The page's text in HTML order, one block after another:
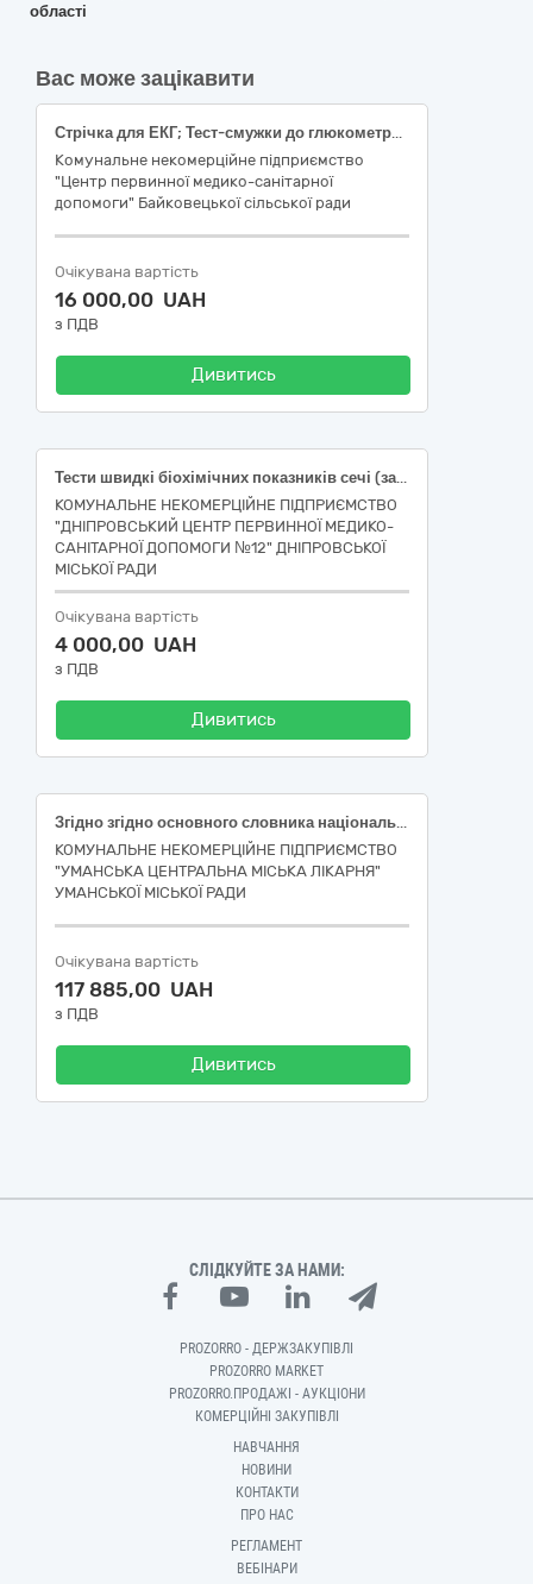
області
Вас може зацікавити
Стрічка для ЕКГ; Тест-смужки до глюкометра; Тест-смужки до глюкометра; Тести швидкі біохімічних показників сечі
Комунальне некомерційне підприємство
"Центр первинної медико-санітарної
допомоги" Байковецької сільської ради
Очікувана вартість
16 000,00 UAH
з ПДВ
Дивитись
Тести швидкі біохімічних показників сечі (закрита система); Тести швидкі на кардіомаркери
КОМУНАЛЬНЕ НЕКОМЕРЦІЙНЕ ПІДПРИЄМСТВО
"ДНІПРОВСЬКИЙ ЦЕНТР ПЕРВИННОЇ МЕДИКО-
САНІТАРНОЇ ДОПОМОГИ №12" ДНІПРОВСЬКОЇ
МІСЬКОЇ РАДИ
Очікувана вартість
4 000,00 UAH
з ПДВ
Дивитись
Згідно згідно основного словника національного класифікатора України «Єдиний закупівельний словник» ДК 021:2015 : 33120000-7 — Системи реєстрації медичної інформації та дослідне обладнання (Електрокардіограф (НК 024:2023: 16231 — Професійний багатоканальний електрокардіограф, НК 031:2024: Z12050302 — Електрокардіографи розширеної діагностики), Пульсоксиметр (НК 024:2023 45607 пульсоксиметр, що живиться від батареї, НК 031:2024: Z1203020408 — Пульсоксиметри), Пульсоксиметр (НК 024:2023 45607 пульсоксиметр, що живиться від батареї, НК 031:2024: Z1203020408 — Пульсоксиметри)
КОМУНАЛЬНЕ НЕКОМЕРЦІЙНЕ ПІДПРИЄМСТВО
"УМАНСЬКА ЦЕНТРАЛЬНА МІСЬКА ЛІКАРНЯ"
УМАНСЬКОЇ МІСЬКОЇ РАДИ
Очікувана вартість
117 885,00 UAH
з ПДВ
Дивитись
СЛІДКУЙТЕ ЗА НАМИ:
PROZORRO - ДЕРЖЗАКУПІВЛІ
PROZORRO MARKET
PROZORRO.ПРОДАЖІ - АУКЦІОНИ
КОМЕРЦІЙНІ ЗАКУПІВЛІ
НАВЧАННЯ
НОВИНИ
КОНТАКТИ
ПРО НАС
РЕГЛАМЕНТ
ВЕБІНАРИ